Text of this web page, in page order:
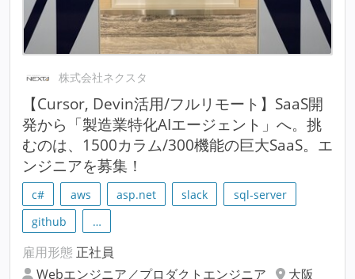
株式会社ネクスタ
【Cursor, Devin活用/フルリモート】SaaS開
発から「製造業特化AIエージェント」へ。挑
むのは、1500カラム/300機能の巨大SaaS。エ
ンジニアを募集！
c# aws asp.net slack
sql-server
github
…
雇用形態 正社員
Webエンジニア／プロダクトエンジニア
大阪